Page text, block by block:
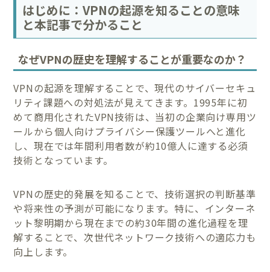
はじめに：VPNの起源を知ることの意味
と本記事で分かること
なぜVPNの歴史を理解することが重要なのか？
VPNの起源を理解することで、現代のサイバーセキュ
リティ課題への対処法が見えてきます。1995年に初
めて商用化されたVPN技術は、当初の企業向け専用ツ
ールから個人向けプライバシー保護ツールへと進化
し、現在では年間利用者数が約10億人に達する必須
技術となっています。
VPNの歴史的発展を知ることで、技術選択の判断基準
や将来性の予測が可能になります。特に、インターネ
ット黎明期から現在までの約30年間の進化過程を理
解することで、次世代ネットワーク技術への適応力も
向上します。